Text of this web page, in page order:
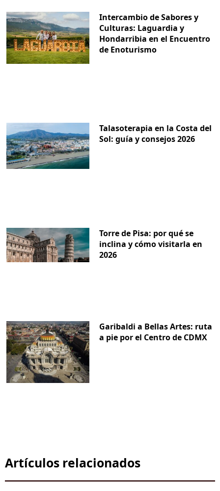
Intercambio de Sabores y
Culturas: Laguardia y
Hondarribia en el Encuentro
de Enoturismo
Talasoterapia en la Costa del
Sol: guía y consejos 2026
Torre de Pisa: por qué se
inclina y cómo visitarla en
2026
Garibaldi a Bellas Artes: ruta
a pie por el Centro de CDMX
Artículos relacionados